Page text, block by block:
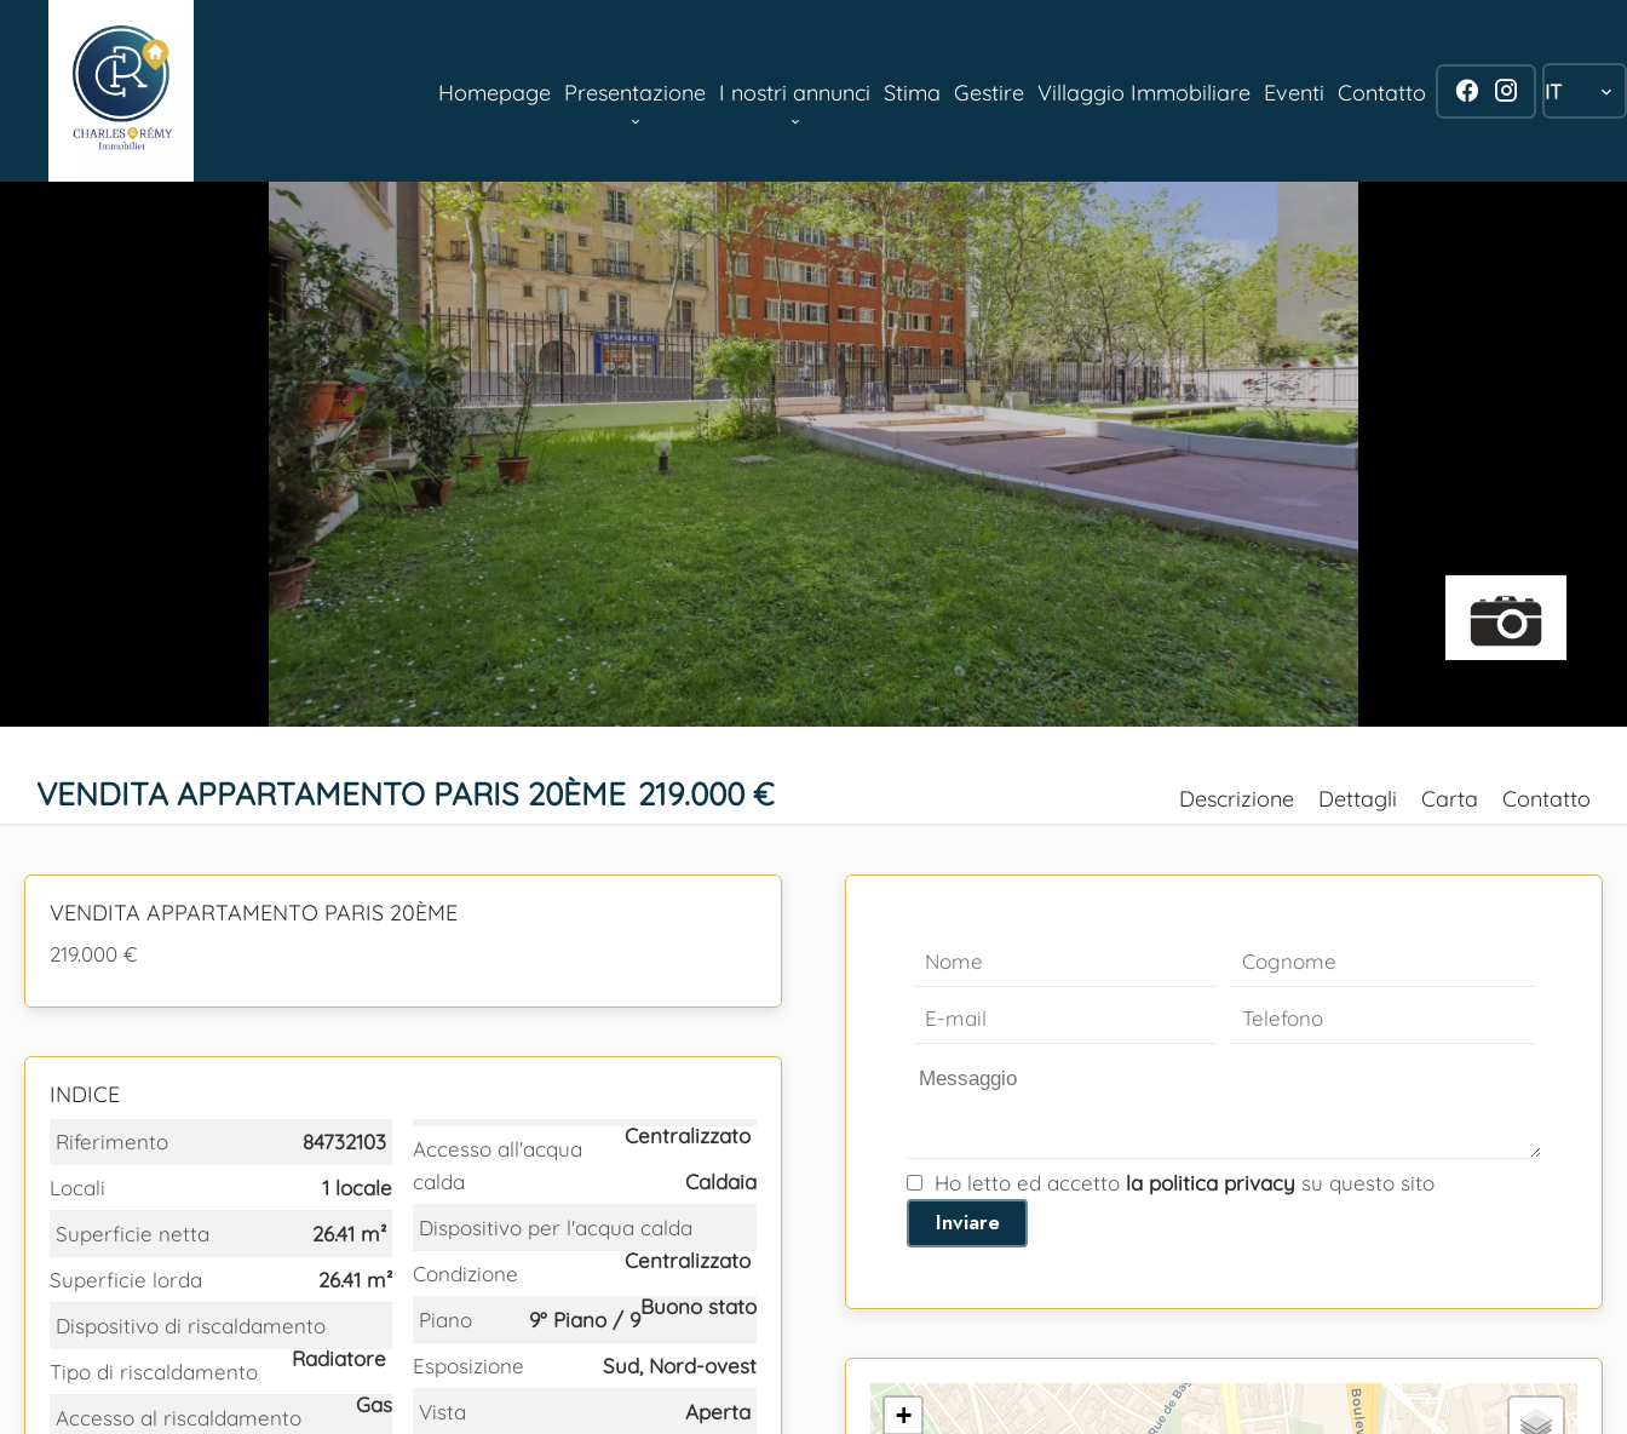
Homepage Presentazione I nostri annunci Stima Gestire Villaggio Immobiliare Eventi Contatto IT
VENDITA APPARTAMENTO PARIS 20ÈME 219.000 € Descrizione Dettagli Carta Contatto
VENDITA APPARTAMENTO PARIS 20ÈME
219.000 €
INDICE
Riferimento
84732103
Locali
1 locale
Superficie netta
26.41 m²
Superficie lorda
26.41 m²
Dispositivo di riscaldamento
Radiatore
Tipo di riscaldamento
Gas
Accesso al riscaldamento
Centralizzato
Accesso all'acqua
calda
Caldaia
Dispositivo per l'acqua calda
Centralizzato
Condizione
Buono stato
Piano
9° Piano / 9
Esposizione
Sud, Nord-ovest
Vista
Aperta
Ho letto ed accetto la politica privacy su questo sito
Inviare
+